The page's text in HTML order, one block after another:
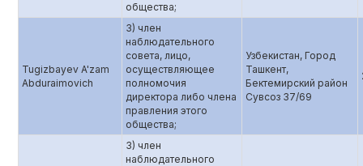
общества;
Tugizbayev A'zam
Abduraimovich
3) член
наблюдательного
совета, лицо,
осуществляющее
полномочия
директора либо члена
правления этого
общества;
Узбекистан, Город
Ташкент,
Бектемирский район
Сувсоз 37/69
3) член
наблюдательного